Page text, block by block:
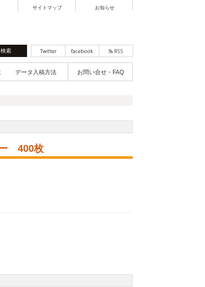
サイトマップ お知らせ
データ入稿方法 お問い合せ・FAQ
ー 400枚